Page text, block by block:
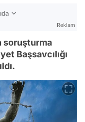
Reklam
soruşturma
Başsavcılığı